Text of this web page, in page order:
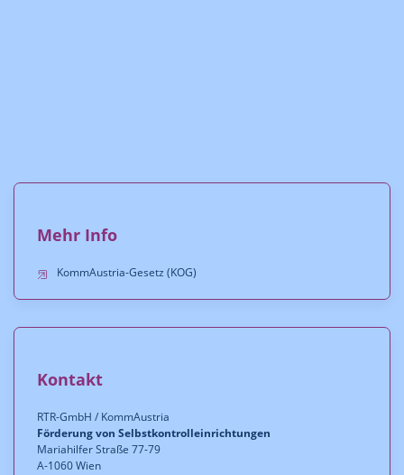
Mehr Info
KommAustria-Gesetz (KOG)
Kontakt
RTR-GmbH / KommAustria
Förderung von Selbstkontrolleinrichtungen
Mariahilfer Straße 77-79
A-1060 Wien